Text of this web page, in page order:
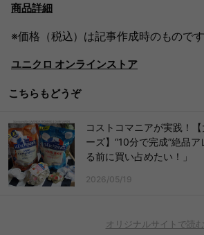
商品詳細
※価格（税込）は記事作成時のものです
ユニクロ オンラインストア
こちらもどうぞ
コストコマニアが実践！
ーズ】“10分で完成”絶品
る前に買い占めたい！」
2026/05/19
オリジナルサイトで読む